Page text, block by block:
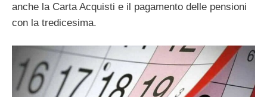
anche la Carta Acquisti e il pagamento delle pensioni
con la tredicesima.